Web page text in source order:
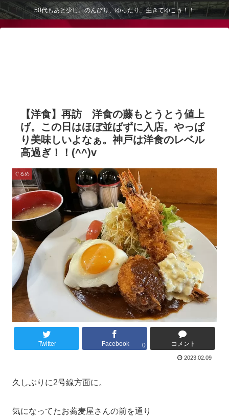
50代もあと少し。のんびり、ゆったり、生きてゆこう！！
【洋食】再訪 洋食の藤もとうとう値上
げ。この日はほぼ並ばずに入店。やっぱ
り美味しいよなぁ。神戸は洋食のレベル
高過ぎ！！(^^)v
ぐるめ
Twitter Facebook 0 コメント
2023.02.09
久しぶりに2号線方面に。
気になってたお蕎麦屋さんの前を通り